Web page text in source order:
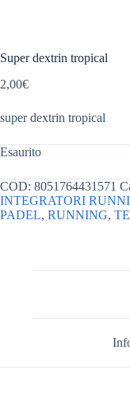
Super dextrin tropical
2,00€
super dextrin tropical
Esaurito
COD: 8051764431571
INTEGRATORI
PADEL, RUNNING,